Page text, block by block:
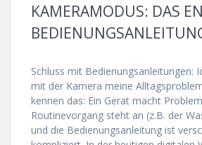
KAMERAMODUS: DAS
Schluss mit Bedienungsanleitungen:
mit der Kamera meine
kennen das: Ein Gerät macht
Routinevorgang steht an (z.B. der
und die Bedienungsanleitung ist